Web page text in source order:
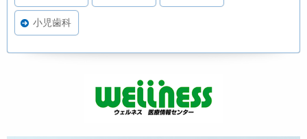
小児歯科